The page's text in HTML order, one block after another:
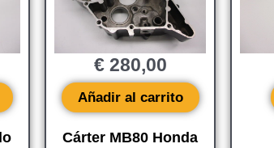
Cárter MB80 Honda
€280,00
Añadir al carrito